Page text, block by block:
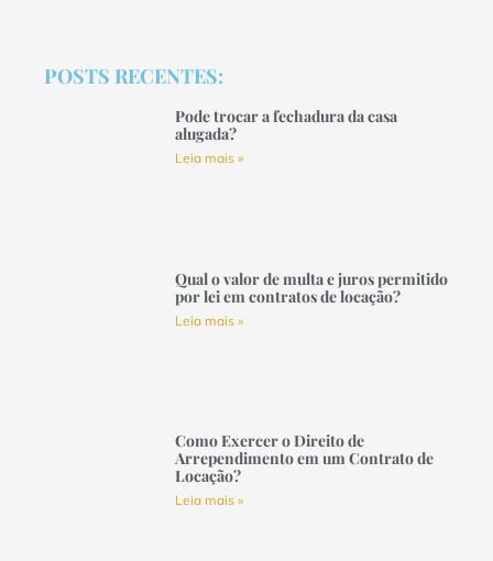
POSTS RECENTES:
Pode trocar a fechadura da casa
alugada?
Leia mais »
Qual o valor de multa e juros permitido
por lei em contratos de locação?
Leia mais »
Como Exercer o Direito de
Arrependimento em um Contrato de
Locação?
Leia mais »